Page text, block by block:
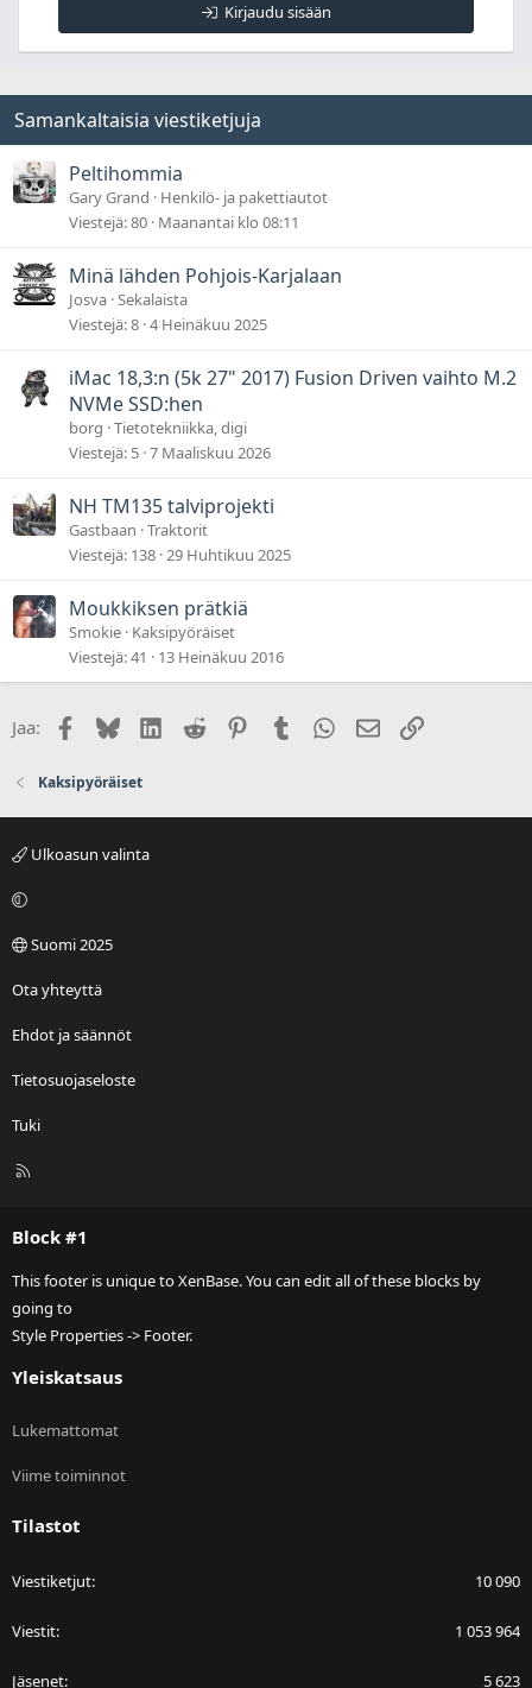
Kirjaudu sisään
Samankaltaisia viestiketjuja
Peltihommia
Gary Grand
Henkilö- ja pakettiautot
Viestejä 80 Maanantai klo 08:11
Minä lähden Pohjois-Karjalaan
Josva Sekalaista
Viestejä 8 4 Heinäkuu 2025
iMac 18,3:n (5k 27" 2017) Fusion Driven vaihto M.2
NVMe SSD:hen
borg Tietotekniikka, digi
Viestejä 5 7 Maaliskuu 2026
NH TM135 talviprojekti
Gastbaan Traktorit
Viestejä 138 29 Huhtikuu 2025
Moukkiksen prätkiä
Smokie Kaksipyöräiset
Viestejä 41 13 Heinäkuu 2016
Jaa: Facebook
BlueskyLinkedIn
Reddit PinterestTumblr WhatsApp
Sähköposti
Linkki
Kaksipyöräiset
Ulkoasun valinta
Suomi 2025
Ota yhteyttä
Ehdot ja säännöt
Tietosuojaseloste
Tuki
R
Block #1
This footer is unique to XenBase. You can edit all of these blocks by
going to
Style Properties -> Footer.
Yleiskatsaus
Lukemattomat
Viime toiminnot
Tilastot
Viestiketjut 10 090
Viestit 1 053 964
Jäsenet 5 623